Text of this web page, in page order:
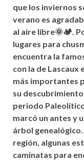
que los inviernos
verano es
al aire libre🌞🏕.
lugares para
encuentra la
con la de Lascaux
más importantes
su descubrimiento
periodo
marcó un antes y
árbol
región, algunas
caminatas para